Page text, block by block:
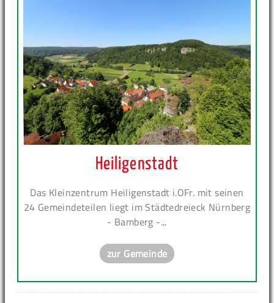
Heiligenstadt
Das Kleinzentrum Heiligenstadt i.OFr. mit seinen
24 Gemeindeteilen liegt im Städtedreieck Nürnberg
- Bamberg -...
zur Gemeinde